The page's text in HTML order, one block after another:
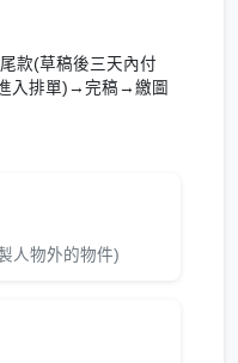
款(草稿後三天內付
入排單)→完稿→繳圖
人物外的物件)